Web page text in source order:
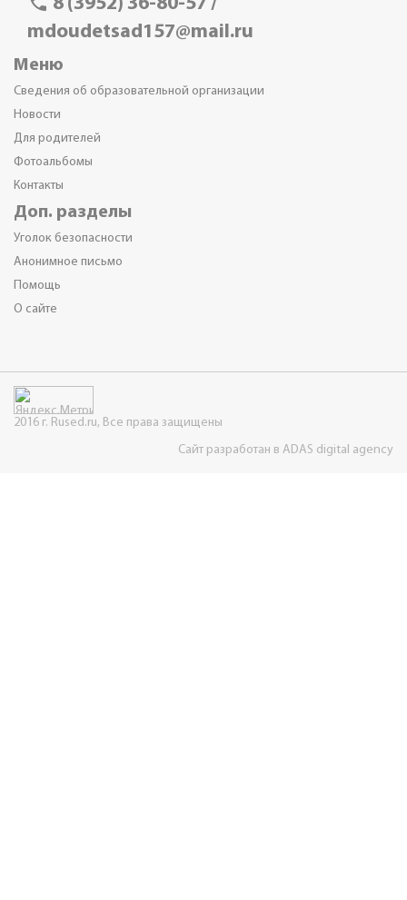
8 (3952) 36-80-57 /
mdoudetsad157@mail.ru
Меню
Сведения об образовательной организации
Новости
Для родителей
Фотоальбомы
Контакты
Доп. разделы
Уголок безопасности
Анонимное письмо
Помощь
О сайте
2016 г. Rused.ru, Все права защищены
Сайт разработан в ADAS digital agency